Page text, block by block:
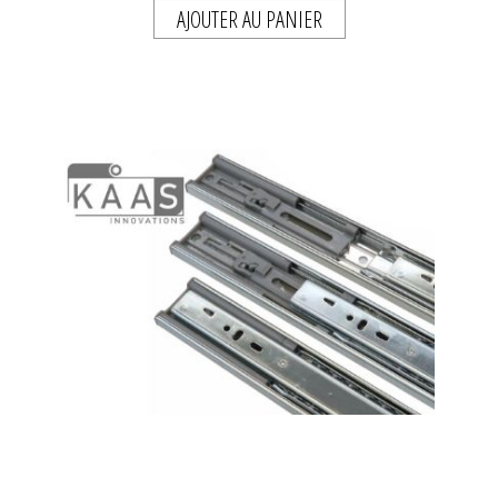
AJOUTER AU PANIER